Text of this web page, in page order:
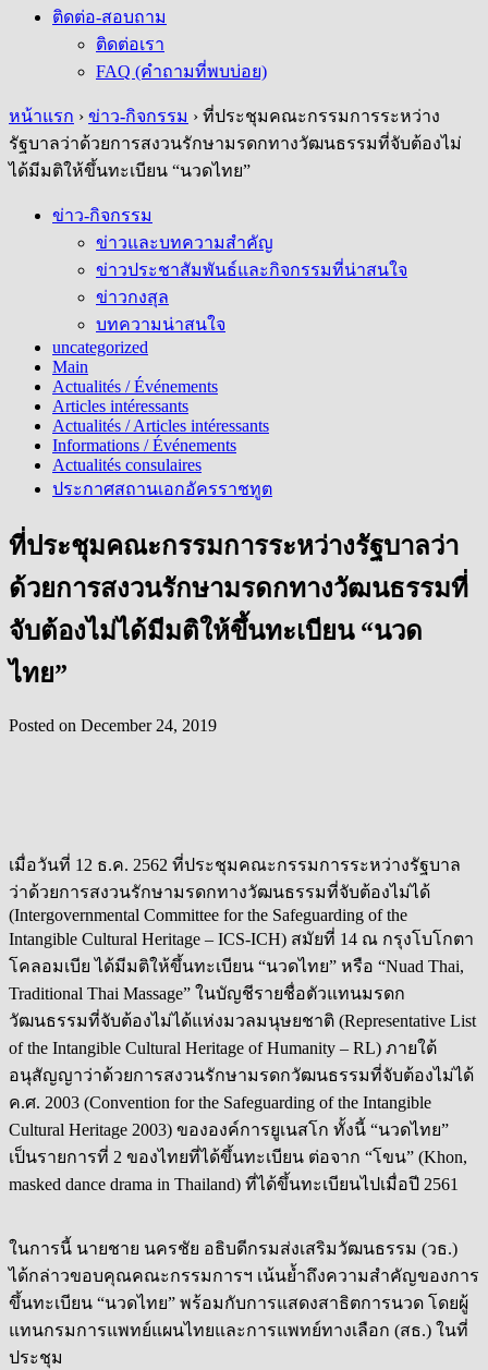
ติดต่อ-สอบถาม
ติดต่อเรา
FAQ (คำถามที่พบบ่อย)
หน้าแรก › ข่าว-กิจกรรม › ที่ประชุมคณะกรรมการระหว่าง
รัฐบาลว่าด้วยการสงวนรักษามรดกทางวัฒนธรรมที่จับต้องไม่
ได้มีมติให้ขึ้นทะเบียน “นวดไทย”
ข่าว-กิจกรรม
ข่าวและบทความสำคัญ
ข่าวประชาสัมพันธ์และกิจกรรมที่น่าสนใจ
ข่าวกงสุล
บทความน่าสนใจ
uncategorized
Main
Actualités / Événements
Articles intéressants
Actualités / Articles intéressants
Informations / Événements
Actualités consulaires
ประกาศสถานเอกอัครราชทูต
ที่ประชุมคณะกรรมการระหว่างรัฐบาลว่า
ด้วยการสงวนรักษามรดกทางวัฒนธรรมที่
จับต้องไม่ได้มีมติให้ขึ้นทะเบียน “นวด
ไทย”
Posted on December 24, 2019
เมื่อวันที่ 12 ธ.ค. 2562 ที่ประชุมคณะกรรมการระหว่างรัฐบาล
ว่าด้วยการสงวนรักษามรดกทางวัฒนธรรมที่จับต้องไม่ได้
(Intergovernmental Committee for the Safeguarding of the
Intangible Cultural Heritage – ICS-ICH) สมัยที่ 14 ณ กรุงโบโกตา
โคลอมเบีย ได้มีมติให้ขึ้นทะเบียน “นวดไทย” หรือ “Nuad Thai,
Traditional Thai Massage” ในบัญชีรายชื่อตัวแทนมรดก
วัฒนธรรมที่จับต้องไม่ได้แห่งมวลมนุษยชาติ (Representative List
of the Intangible Cultural Heritage of Humanity – RL) ภายใต้
อนุสัญญาว่าด้วยการสงวนรักษามรดกวัฒนธรรมที่จับต้องไม่ได้
ค.ศ. 2003 (Convention for the Safeguarding of the Intangible
Cultural Heritage 2003) ขององค์การยูเนสโก ทั้งนี้ “นวดไทย”
เป็นรายการที่ 2 ของไทยที่ได้ขึ้นทะเบียน ต่อจาก “โขน” (Khon,
masked dance drama in Thailand) ที่ได้ขึ้นทะเบียนไปเมื่อปี 2561
ในการนี้ นายชาย นครชัย อธิบดีกรมส่งเสริมวัฒนธรรม (วธ.)
ได้กล่าวขอบคุณคณะกรรมการฯ เน้นย้ำถึงความสำคัญของการ
ขึ้นทะเบียน “นวดไทย” พร้อมกับการแสดงสาธิตการนวด โดยผู้
แทนกรมการแพทย์แผนไทยและการแพทย์ทางเลือก (สธ.) ในที่
ประชุม